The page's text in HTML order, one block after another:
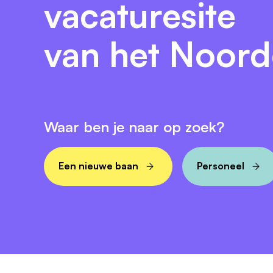
vacaturesite
van het
Waar ben je naar op zoek?
Een nieuwe baan Personeel